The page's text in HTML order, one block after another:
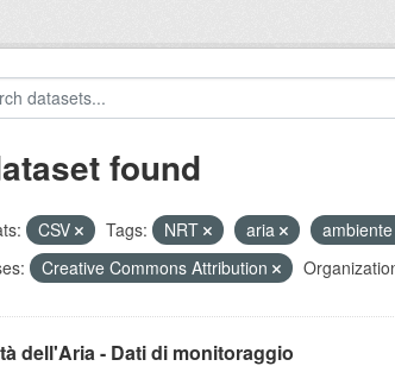
found
CSV Tags: NRT aria ambiente
Creative Commons Attribution
dell'Aria - Dati di monitoraggio